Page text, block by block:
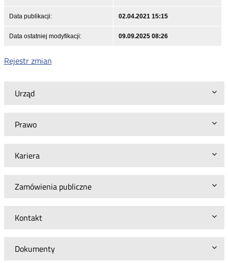
Urząd
Prawo
Kariera
Zamówienia publiczne
Kontakt
Dokumenty
Data publikacji: 02.04.2021 15:15
Data ostatniej modyfikacji: 09.09.2025 08:26
Rejestr zmian